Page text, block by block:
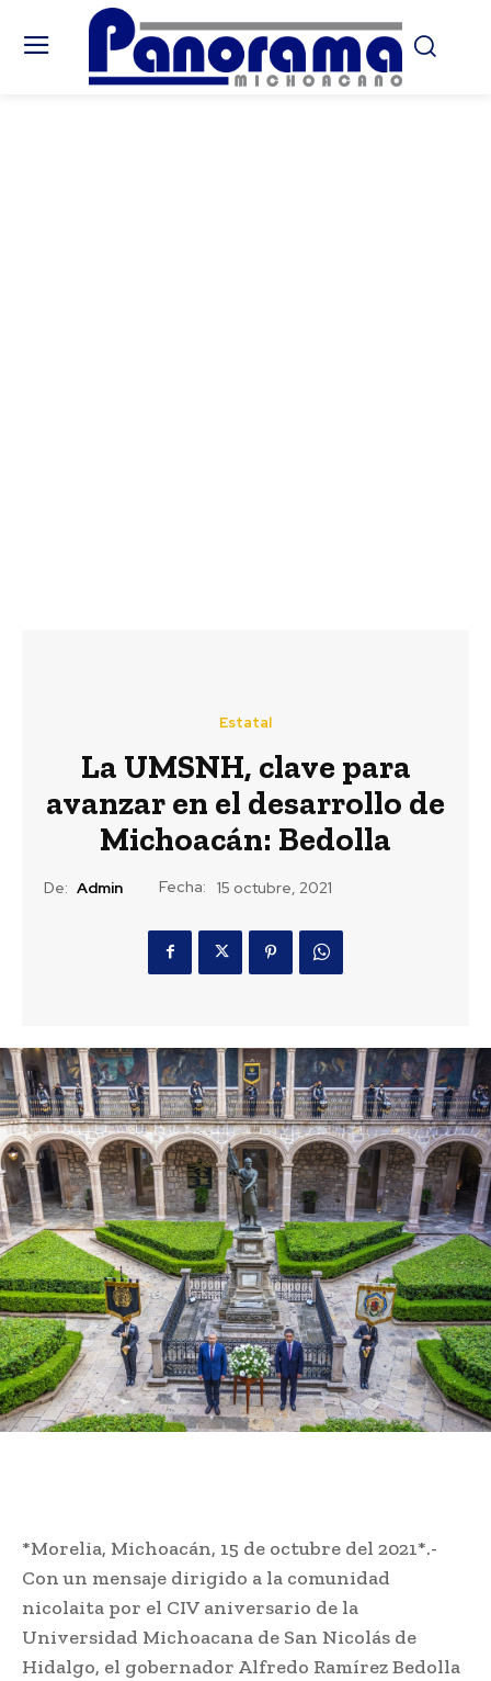
Estatal
La UMSNH, clave para
avanzar en el desarrollo de
Michoacán: Bedolla
De: Admin Fecha: 15 octubre, 2021
*Morelia, Michoacán, 15 de octubre del 2021*.-
Con un mensaje dirigido a la comunidad
nicolaita por el CIV aniversario de la
Universidad Michoacana de San Nicolás de
Hidalgo, el gobernador Alfredo Ramírez Bedolla